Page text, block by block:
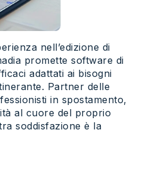
nell’edizione di
promette software di
adattati ai bisogni
Partner delle
in spostamento,
al cuore del proprio
soddisfazione è la